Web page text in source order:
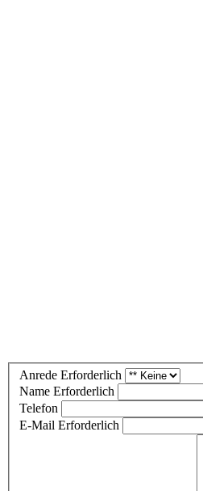
Anrede Erforderlich
Name Erforderlich
Telefon
E-Mail Erforderlich